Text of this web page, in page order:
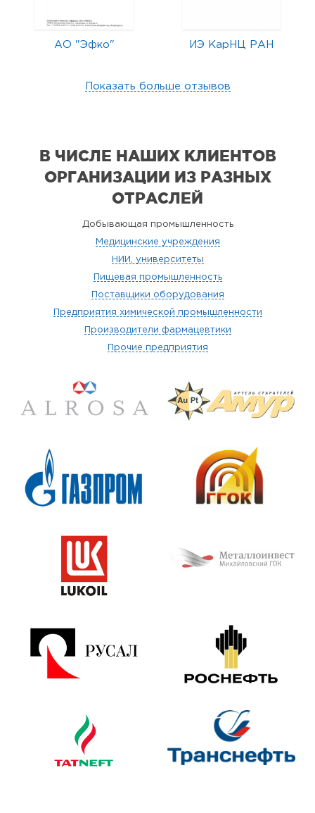
АО "Эфко" ИЭ КарНЦ РАН
Показать больше отзывов
В ЧИСЛЕ НАШИХ КЛИЕНТОВ
ОРГАНИЗАЦИИ ИЗ РАЗНЫХ
ОТРАСЛЕЙ
Добывающая промышленность
Медицинские учреждения
НИИ, университеты
Пищевая промышленность
Поставщики оборудования
Предприятия химической промышленности
Производители фармацевтики
Прочие предприятия